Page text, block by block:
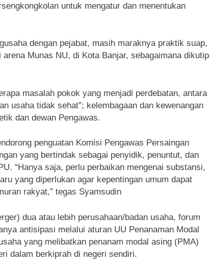
untuk mengatur dan menentukan
dengan pejabat, masih maraknya praktik suap,
Munas NU, di Kota Banjar, sebagaimana dikutip
masalah pokok yang menjadi perdebatan, antara
usaha tidak sehat”; kelembagaan dan kewenangan
dan dewan Pengawas.
penguatan Komisi Pengawas Persaingan
yang bertindak sebagai penyidik, penuntut, dan
“Hanya saja, perlu perbaikan mengenai substansi,
yang diperlukan agar kepentingan umum dapat
rakyat,” tegas Syamsudin
dua atau lebih perusahaan/badan usaha, forum
antisipasi melalui aturan UU Penanaman Modal
yang melibatkan penanam modal asing (PMA)
dalam berkiprah di negeri sendiri.